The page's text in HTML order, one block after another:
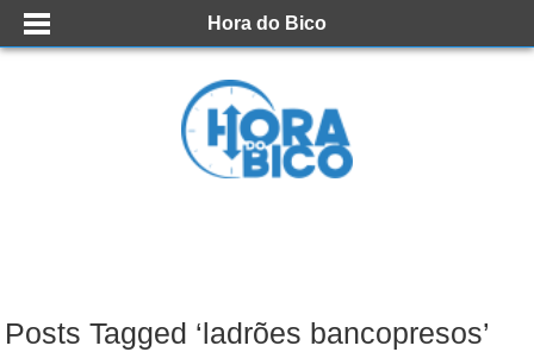
Hora do Bico
Posts Tagged ‘ladrões bancopresos’